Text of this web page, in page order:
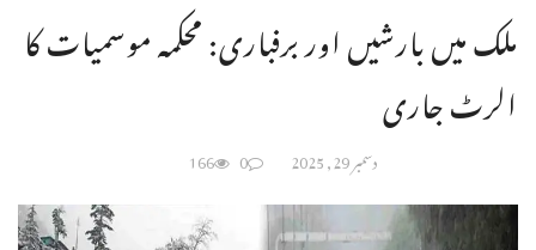
ملک میں بارشیں اور برفباری: محکمہ موسمیات کا
الرٹ جاری
دسمبر 29, 2025 0
166